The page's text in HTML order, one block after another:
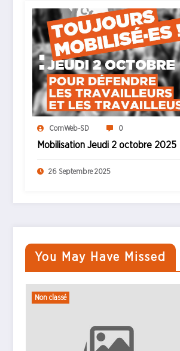
ComWeb-SD 0
Mobilisation Jeudi 2 octobre 2025
26 Septembre 2025
You May Have Missed